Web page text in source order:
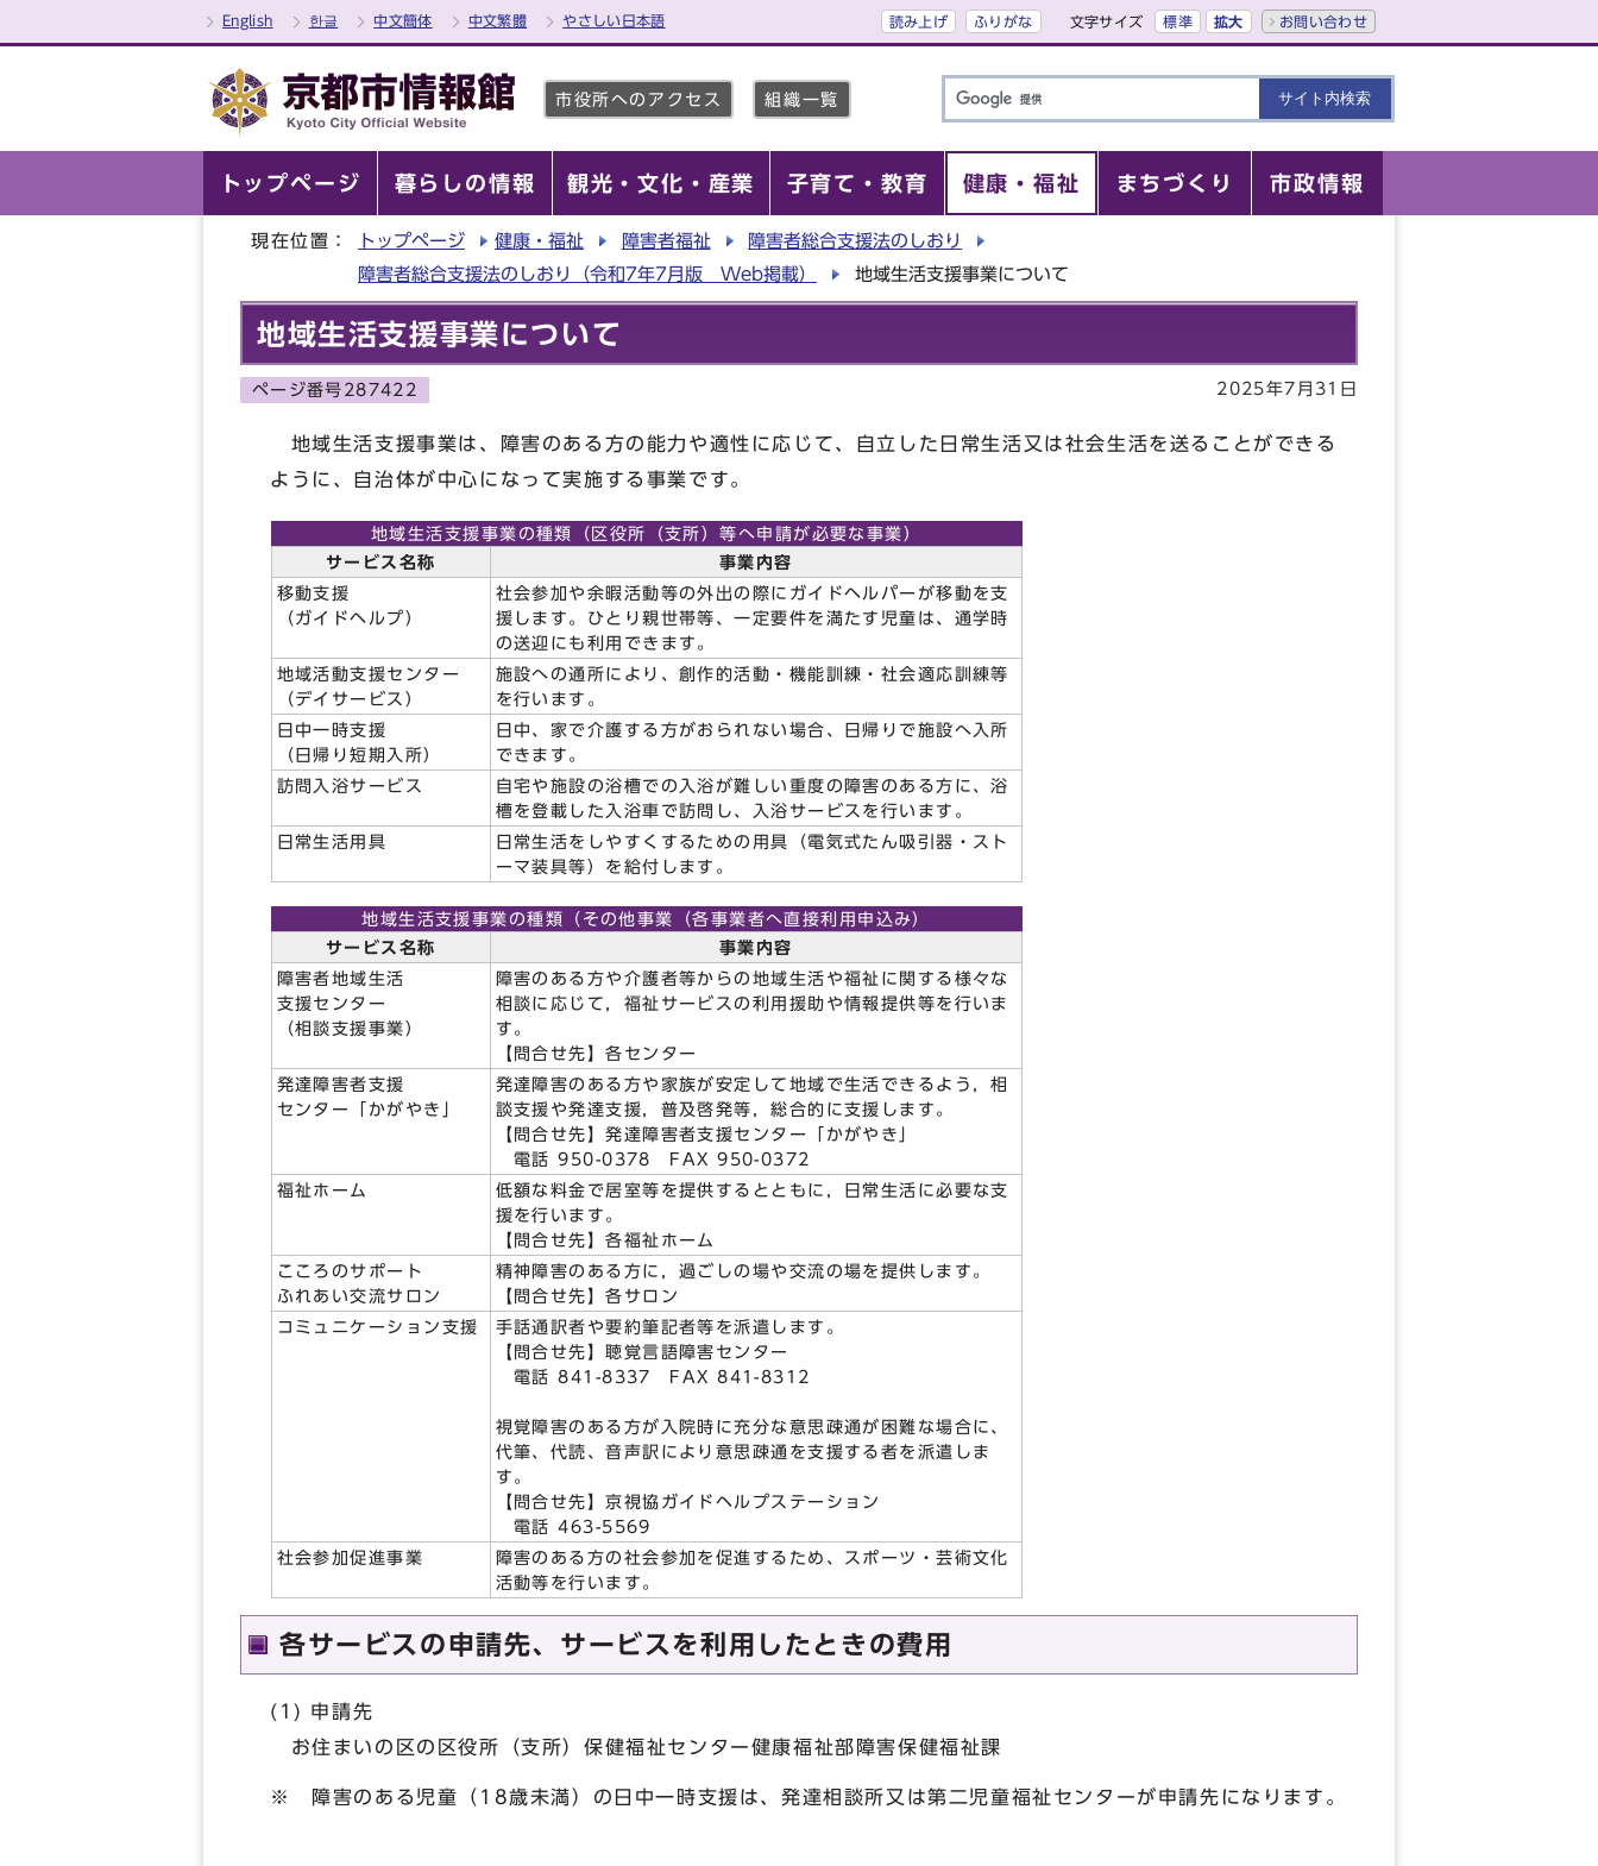
English 한글 中文簡体 中文繁體 やさしい日本語 読み上げ ふりがな 文字サイズ 標準 拡大 お問い合わせ
市役所へのアクセス 組織一覧
トップページ 暮らしの情報 観光・文化・産業 子育て・教育 健康・福祉 まちづくり 市政情報
現在位置： トップページ 健康・福祉 障害者福祉
障害者総合支援法のしおり
障害者総合支援法のしおり（令和7年7月版 Web掲載）
地域生活支援事業について
地域生活支援事業について
ページ番号287422 2025年7月31日
地域生活支援事業は、障害のある方の能力や適性に応じて、自立した日常生活又は社会生活を送ることができる
ように、自治体が中心になって実施する事業です。
地域生活支援事業の種類（区役所（支所）等へ申請が必要な事業）
サービス名称
事業内容
移動支援
（ガイドヘルプ）
社会参加や余暇活動等の外出の際にガイドヘルパーが移動を支
援します。ひとり親世帯等、一定要件を満たす児童は、通学時
の送迎にも利用できます。
地域活動支援センター
（デイサービス）
施設への通所により、創作的活動・機能訓練・社会適応訓練等
を行います。
日中一時支援
（日帰り短期入所）
日中、家で介護する方がおられない場合、日帰りで施設へ入所
できます。
訪問入浴サービス
自宅や施設の浴槽での入浴が難しい重度の障害のある方に、浴
槽を登載した入浴車で訪問し、入浴サービスを行います。
日常生活用具
日常生活をしやすくするための用具（電気式たん吸引器・スト
ーマ装具等）を給付します。
地域生活支援事業の種類（その他事業（各事業者へ直接利用申込み）
サービス名称
事業内容
障害者地域生活
支援センター
（相談支援事業）
障害のある方や介護者等からの地域生活や福祉に関する様々な
相談に応じて，福祉サービスの利用援助や情報提供等を行いま
す。
【問合せ先】各センター
発達障害者支援
センター「かがやき」
発達障害のある方や家族が安定して地域で生活できるよう，相
談支援や発達支援，普及啓発等，総合的に支援します。
【問合せ先】発達障害者支援センター「かがやき」
電話 950-0378 FAX 950-0372
福祉ホーム
低額な料金で居室等を提供するとともに，日常生活に必要な支
援を行います。
【問合せ先】各福祉ホーム
こころのサポート
ふれあい交流サロン
精神障害のある方に，過ごしの場や交流の場を提供します。
【問合せ先】各サロン
コミュニケーション支援
手話通訳者や要約筆記者等を派遣します。
【問合せ先】聴覚言語障害センター
電話 841-8337 FAX 841-8312
視覚障害のある方が入院時に充分な意思疎通が困難な場合に、
代筆、代読、音声訳により意思疎通を支援する者を派遣しま
す。
【問合せ先】京視協ガイドヘルプステーション
電話 463-5569
社会参加促進事業
障害のある方の社会参加を促進するため、スポーツ・芸術文化
活動等を行います。
各サービスの申請先、サービスを利用したときの費用
(1) 申請先
お住まいの区の区役所（支所）保健福祉センター健康福祉部障害保健福祉課
※ 障害のある児童（18歳未満）の日中一時支援は、発達相談所又は第二児童福祉センターが申請先になります。